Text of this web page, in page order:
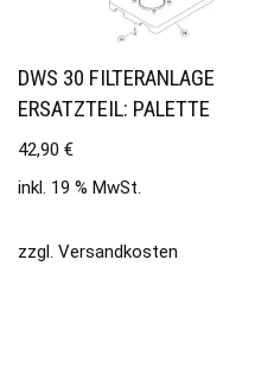
DWS 30 FILTERANLAGE
ERSATZTEIL: PALETTE
42,90 €
inkl. 19 % MwSt.
zzgl. Versandkosten